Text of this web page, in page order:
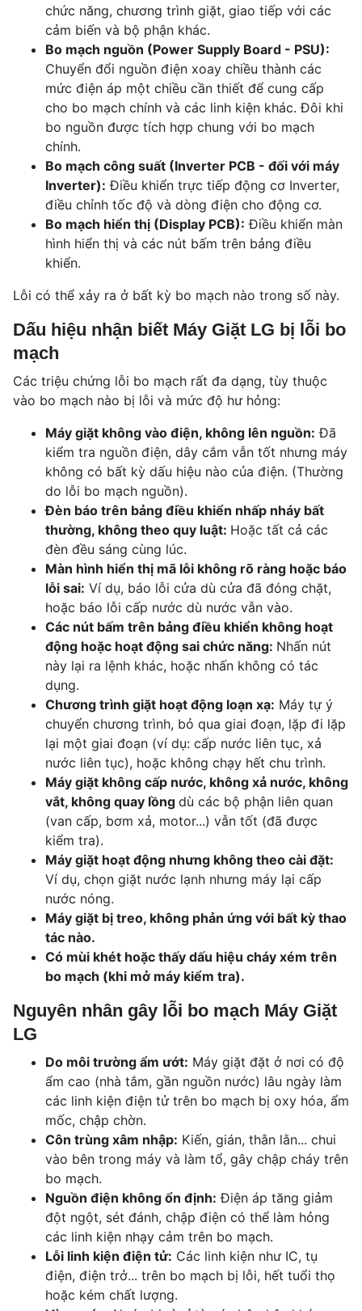
chức năng, chương trình giặt, giao tiếp với các
cảm biến và bộ phận khác.
Bo mạch nguồn (Power Supply Board - PSU):
Chuyển đổi nguồn điện xoay chiều thành các
mức điện áp một chiều cần thiết để cung cấp
cho bo mạch chính và các linh kiện khác. Đôi khi
bo nguồn được tích hợp chung với bo mạch
chính.
Bo mạch công suất (Inverter PCB - đối với máy
Inverter): Điều khiển trực tiếp động cơ Inverter,
điều chỉnh tốc độ và dòng điện cho động cơ.
Bo mạch hiển thị (Display PCB): Điều khiển màn
hình hiển thị và các nút bấm trên bảng điều
khiển.
Lỗi có thể xảy ra ở bất kỳ bo mạch nào trong số này.
Dấu hiệu nhận biết Máy Giặt LG bị lỗi bo
mạch
Các triệu chứng lỗi bo mạch rất đa dạng, tùy thuộc
vào bo mạch nào bị lỗi và mức độ hư hỏng:
Máy giặt không vào điện, không lên nguồn: Đã
kiểm tra nguồn điện, dây cắm vẫn tốt nhưng máy
không có bất kỳ dấu hiệu nào của điện. (Thường
do lỗi bo mạch nguồn).
Đèn báo trên bảng điều khiển nhấp nháy bất
thường, không theo quy luật: Hoặc tất cả các
đèn đều sáng cùng lúc.
Màn hình hiển thị mã lỗi không rõ ràng hoặc báo
lỗi sai: Ví dụ, báo lỗi cửa dù cửa đã đóng chặt,
hoặc báo lỗi cấp nước dù nước vẫn vào.
Các nút bấm trên bảng điều khiển không hoạt
động hoặc hoạt động sai chức năng: Nhấn nút
này lại ra lệnh khác, hoặc nhấn không có tác
dụng.
Chương trình giặt hoạt động loạn xạ: Máy tự ý
chuyển chương trình, bỏ qua giai đoạn, lặp đi lặp
lại một giai đoạn (ví dụ: cấp nước liên tục, xả
nước liên tục), hoặc không chạy hết chu trình.
Máy giặt không cấp nước, không xả nước, không
vắt, không quay lồng dù các bộ phận liên quan
(van cấp, bơm xả, motor...) vẫn tốt (đã được
kiểm tra).
Máy giặt hoạt động nhưng không theo cài đặt:
Ví dụ, chọn giặt nước lạnh nhưng máy lại cấp
nước nóng.
Máy giặt bị treo, không phản ứng với bất kỳ thao
tác nào.
Có mùi khét hoặc thấy dấu hiệu cháy xém trên
bo mạch (khi mở máy kiểm tra).
Nguyên nhân gây lỗi bo mạch Máy Giặt
LG
Do môi trường ẩm ướt: Máy giặt đặt ở nơi có độ
ẩm cao (nhà tắm, gần nguồn nước) lâu ngày làm
các linh kiện điện tử trên bo mạch bị oxy hóa, ẩm
mốc, chập chờn.
Côn trùng xâm nhập: Kiến, gián, thằn lằn... chui
vào bên trong máy và làm tổ, gây chập cháy trên
bo mạch.
Nguồn điện không ổn định: Điện áp tăng giảm
đột ngột, sét đánh, chập điện có thể làm hỏng
các linh kiện nhạy cảm trên bo mạch.
Lỗi linh kiện điện tử: Các linh kiện như IC, tụ
điện, điện trở... trên bo mạch bị lỗi, hết tuổi thọ
hoặc kém chất lượng.